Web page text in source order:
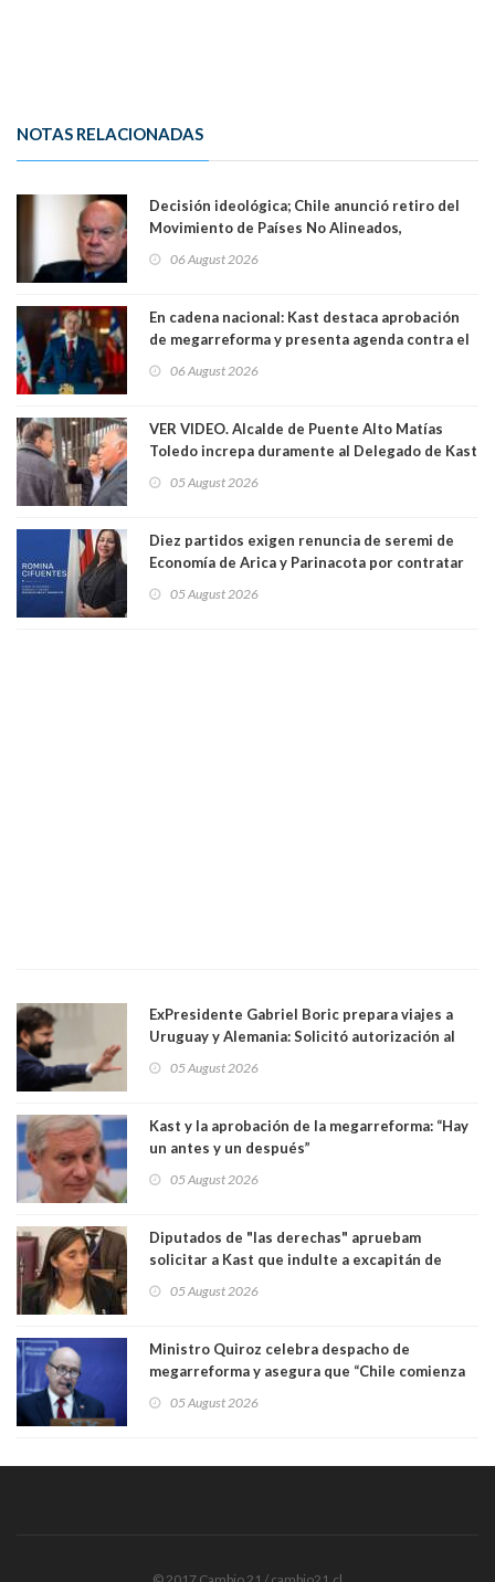
NOTAS RELACIONADAS
Decisión ideológica; Chile anunció retiro del
Movimiento de Países No Alineados,
1971. Excanciller Insulza lamentó decisión
06 August 2026
En cadena nacional: Kast destaca aprobación
de megarreforma y presenta agenda contra el
06 August 2026
VER VIDEO. Alcalde de Puente Alto Matías
Toledo increpa duramente al Delegado de Kast
delegado nuevamente arrancando"
05 August 2026
Diez partidos exigen renuncia de seremi de
Economía de Arica y Parinacota por contratar
una militante de RN, detenida con 47 kilos de
05 August 2026
ExPresidente Gabriel Boric prepara viajes a
Uruguay y Alemania: Solicitó autorización al
05 August 2026
Kast y la aprobación de la megarreforma: “Hay
un antes y un después”
05 August 2026
Diputados de "las derechas" apruebam
solicitar a Kast que indulte a excapitán de
senadora Fabiola Campillai
05 August 2026
Ministro Quiroz celebra despacho de
megarreforma y asegura que “Chile comienza
05 August 2026